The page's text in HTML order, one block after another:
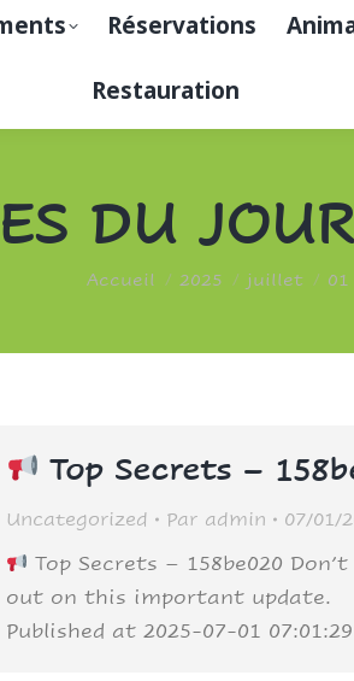
Réservations
Restauration
DU
Vous êtes ici :
Accueil 2025 juillet 01
Top Secrets –
Uncategorized Par admin 07/01/
Top Secrets – 158be020
out on this important update.
Published at 2025-07-01 07:01:29